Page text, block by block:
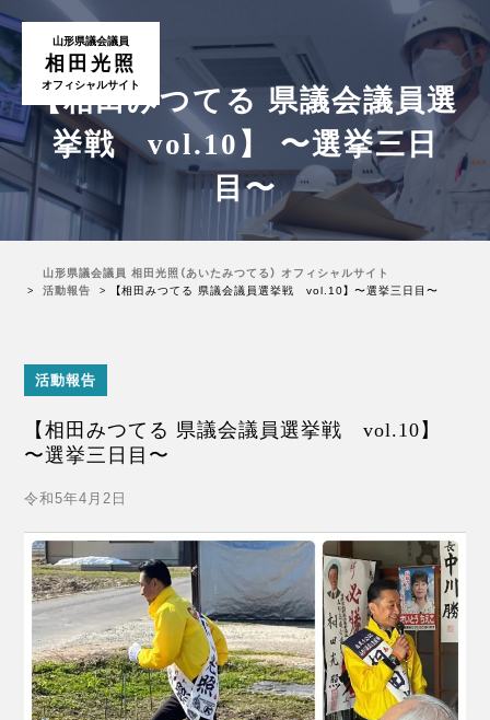
山形県議会議員
相田光照
オフィシャルサイト
【相田みつてる 県議会議員選
挙戦 vol.10】 〜選挙三日
目〜
山形県議会議員 相田光照（あいたみつてる） オフィシャルサイト
活動報告
【相田みつてる 県議会議員選挙戦 vol.10】 〜選挙三日目〜
活動報告
【相田みつてる 県議会議員選挙戦 vol.10】
〜選挙三日目〜
令和5年4月2日